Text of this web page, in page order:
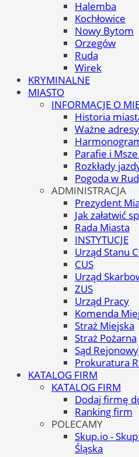
Halemba
Kochłowice
Nowy Bytom
Orzegów
Ruda
Wirek
KRYMINALNE
MIASTO
INFORMACJE O
Historia
Ważne
Parafie i
Rozkłady
Pogoda w
ADMINISTRACJA
Prezydent
Jak załatwić
Rada Miasta
INSTYTUCJE
Urząd Stanu
CUS
Urząd
ZUS
Urząd Pracy
Komenda
Straż Miejska
Straż Pożarna
Sąd Rejonowy
Prokuratura
KATALOG FIRM
KATALOG FIRM
Dodaj firmę
Ranking firm
POLECAMY
Skup.io -
Śląska